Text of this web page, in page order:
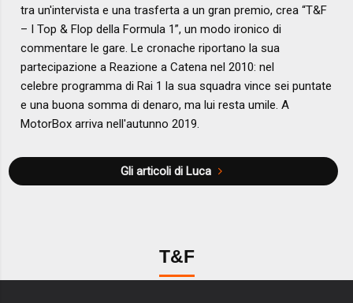
tra un'intervista e una trasferta a un gran premio, crea “T&F
– I Top & Flop della Formula 1”, un modo ironico di
commentare le gare. Le cronache riportano la sua
partecipazione a Reazione a Catena nel 2010: nel
celebre programma di Rai 1 la sua squadra vince sei puntate
e una buona somma di denaro, ma lui resta umile. A
MotorBox arriva nell'autunno 2019.
Gli articoli di Luca
T&F